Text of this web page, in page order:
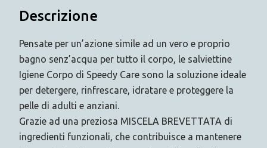
Descrizione
Pensate per un’azione simile ad un vero e proprio
bagno senz’acqua per tutto il corpo, le salviettine
Igiene Corpo di Speedy Care sono la soluzione ideale
per detergere, rinfrescare, idratare e proteggere la
pelle di adulti e anziani.
Grazie ad una preziosa MISCELA BREVETTATA di
ingredienti funzionali, che contribuisce a mantenere